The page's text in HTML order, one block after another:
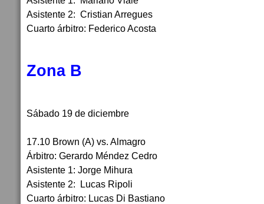
Asistente 2: Cristian Arregues
Cuarto árbitro: Federico Acosta
Zona B
Sábado 19 de diciembre
17.10 Brown (A) vs. Almagro
Árbitro: Gerardo Méndez Cedro
Asistente 1: Jorge Mihura
Asistente 2: Lucas Ripoli
Cuarto árbitro: Lucas Di Bastiano